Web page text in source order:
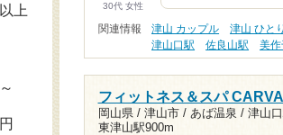
30代 女性
関連情報 津山 カップル 津山 ひと
津山口駅
佐良山駅 美
フィットネス＆スパ
岡山県 / 津山市 / あば温泉 / 津山
東津山駅900m
以上
～
円